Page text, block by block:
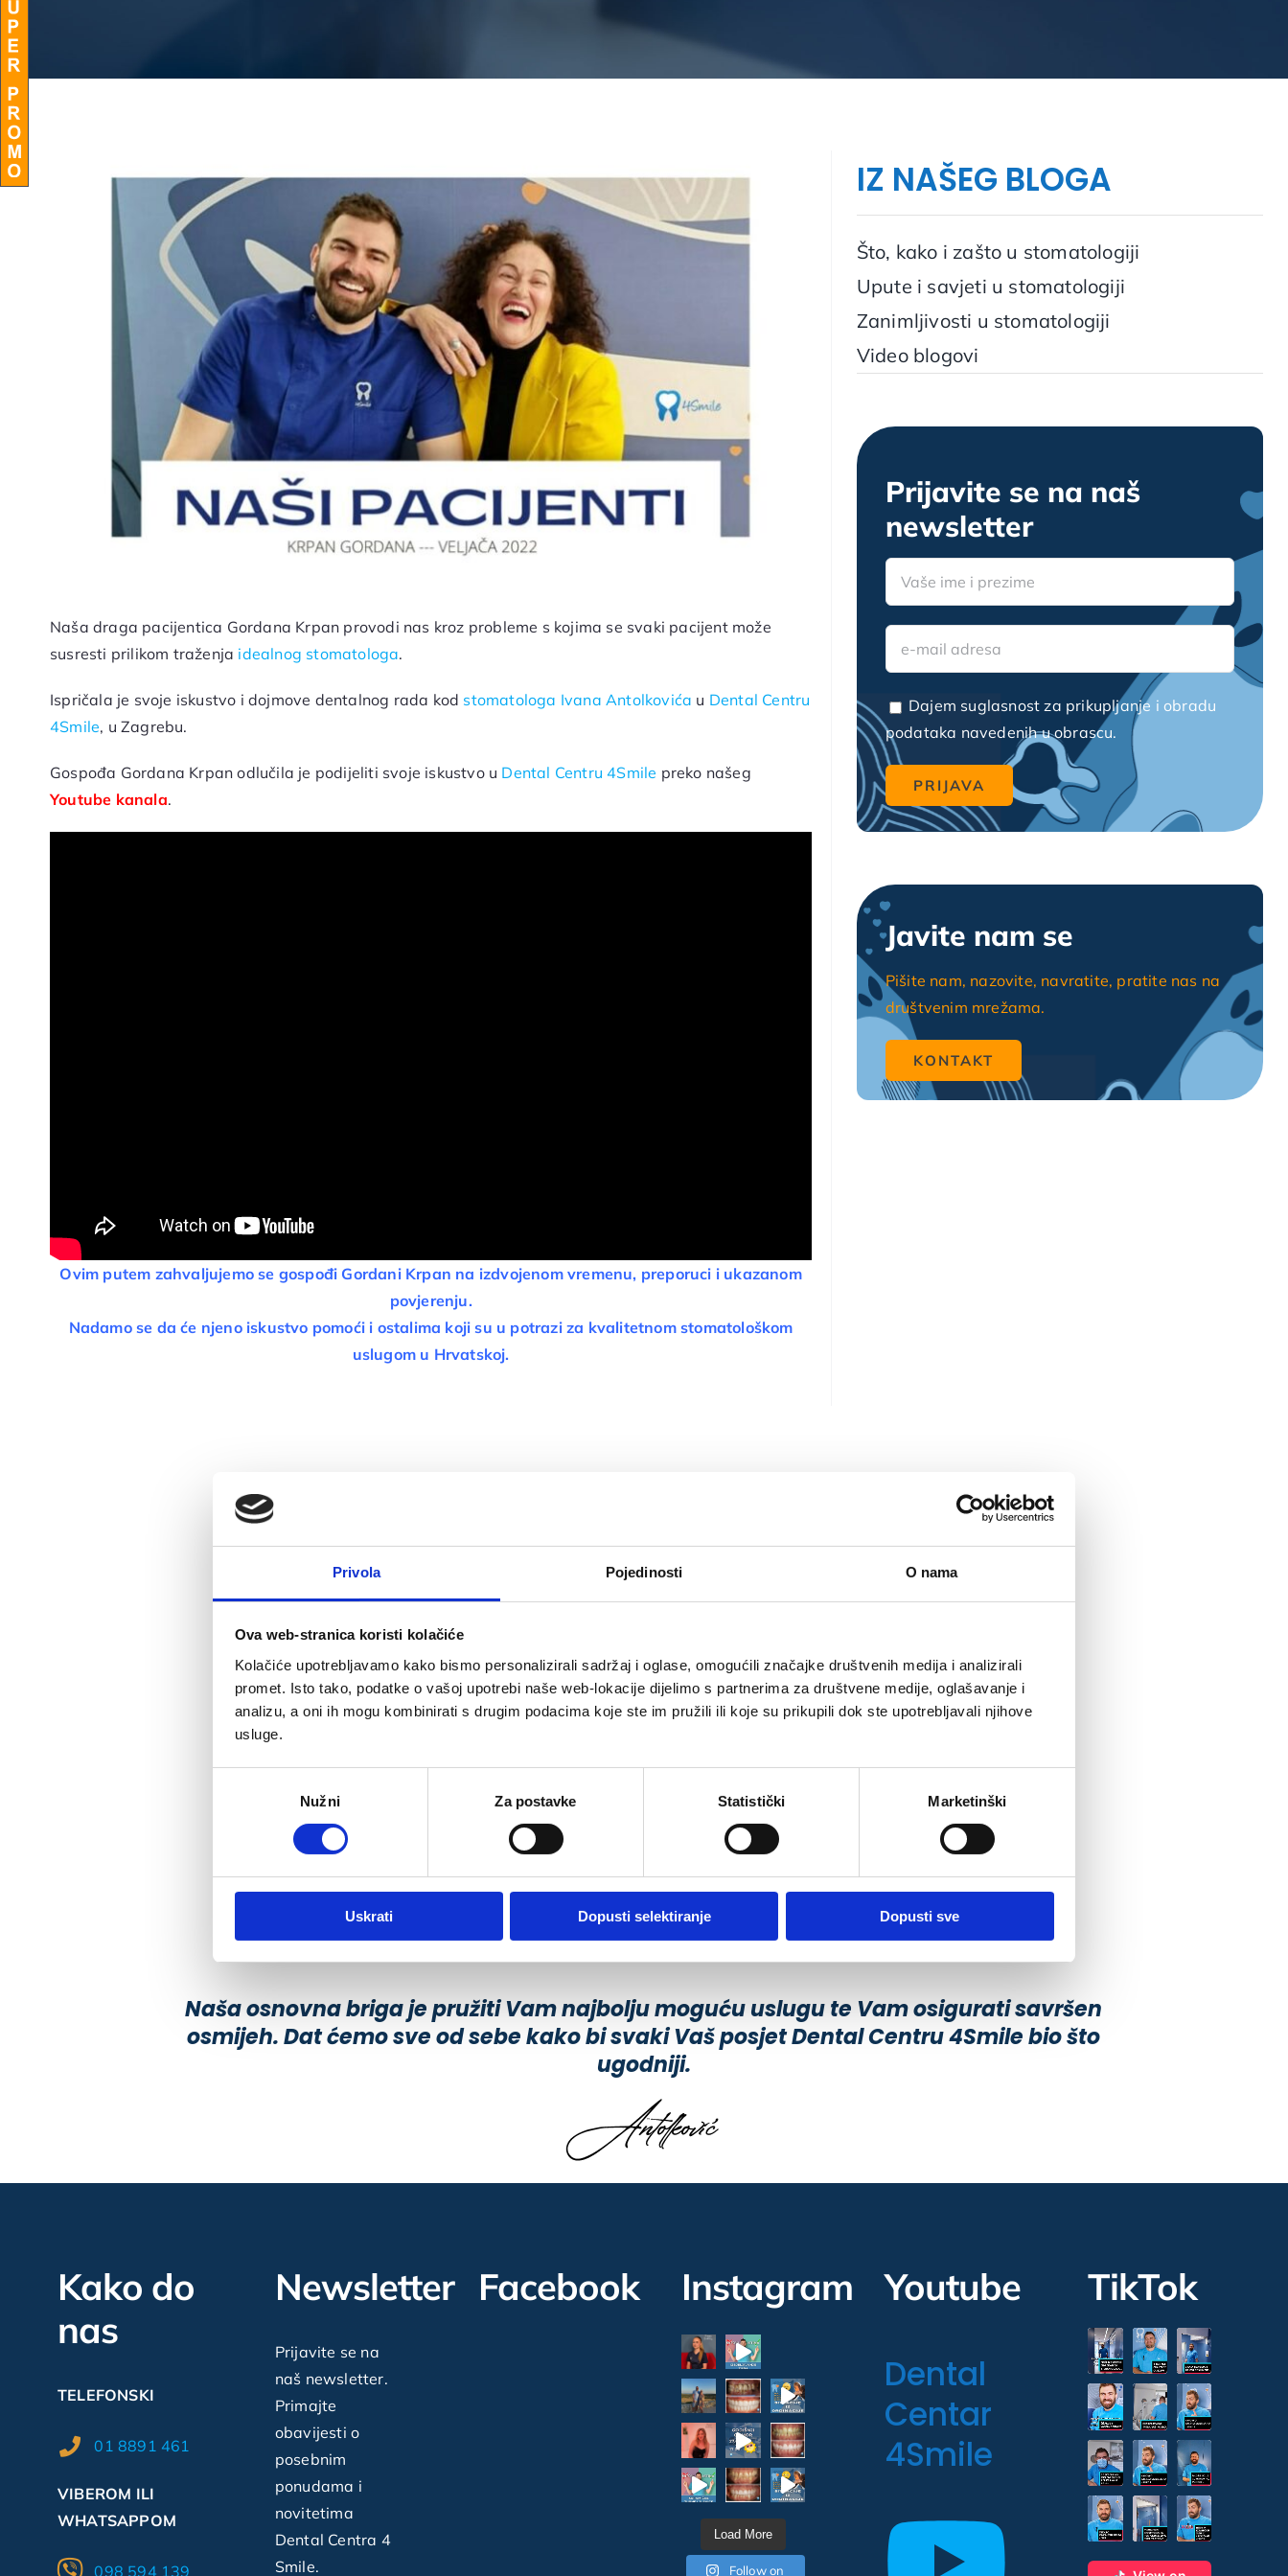
Privola Pojedinosti O nama
Ova web-stranica koristi kolačiće
Kolačiće upotrebljavamo kako bismo personalizirali sadržaj i oglase, omogućili značajke društvenih medija i analizirali
promet. Isto tako, podatke o vašoj upotrebi naše web-lokacije dijelimo s partnerima za društvene medije, oglašavanje i
analizu, a oni ih mogu kombinirati s drugim podacima koje ste im pružili ili koje su prikupili dok ste upotrebljavali njihove
usluge.
Nužni Za postavke Statistički Marketinški
Uskrati Dopusti selektiranje Dopusti sve
Naša draga pacijentica Gordana Krpan provodi nas kroz probleme s kojima se svaki pacijent može
susresti prilikom traženja idealnog stomatologa.
Ispričala je svoje iskustvo i dojmove dentalnog rada kod stomatologa Ivana Antolkovića u Dental Centru
4Smile, u Zagrebu.
Gospođa Gordana Krpan odlučila je podijeliti svoje iskustvo u Dental Centru 4Smile preko našeg
Youtube kanala.
Ovim putem zahvaljujemo se gospođi Gordani Krpan na izdvojenom vremenu, preporuci i ukazanom
povjerenju.
Nadamo se da će njeno iskustvo pomoći i ostalima koji su u potrazi za kvalitetnom stomatološkom
uslugom u Hrvatskoj.
IZ NAŠEG BLOGA
Što, kako i zašto u stomatologiji
Upute i savjeti u stomatologiji
Zanimljivosti u stomatologiji
Video blogovi
Prijavite se na naš
newsletter
Dajem suglasnost za prikupljanje i obradu
podataka navedenih u obrascu.
Javite nam se
Pišite nam, nazovite, navratite, pratite nas na
društvenim mrežama.
KONTAKT
Naša osnovna briga je pružiti Vam najbolju moguću uslugu te Vam osigurati savršen
osmijeh. Dat ćemo sve od sebe kako bi svaki Vaš posjet Dental Centru 4Smile bio što
ugodniji.
Kako do
nas
TELEFONSKI
01 8891 461
VIBEROM ILI
WHATSAPPOM
098 594 139
Newsletter
Prijavite se na
naš newsletter.
Primajte
obavijesti o
posebnim
ponudama i
novitetima
Dental Centra 4
Smile.
Facebook Instagram
Load More
Follow on
Youtube
Dental
Centar
4Smile
TikTok